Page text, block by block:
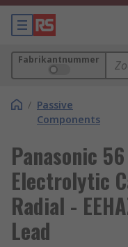
Fabrikantnummer
/ Passive
Components
Panasonic
Electrolytic
Radial -
Lead